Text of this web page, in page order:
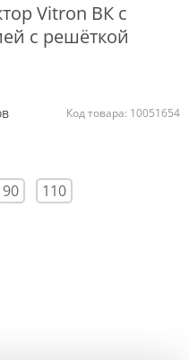
Vitron ВК с
с решёткой
Код товара: 10051654
90
110